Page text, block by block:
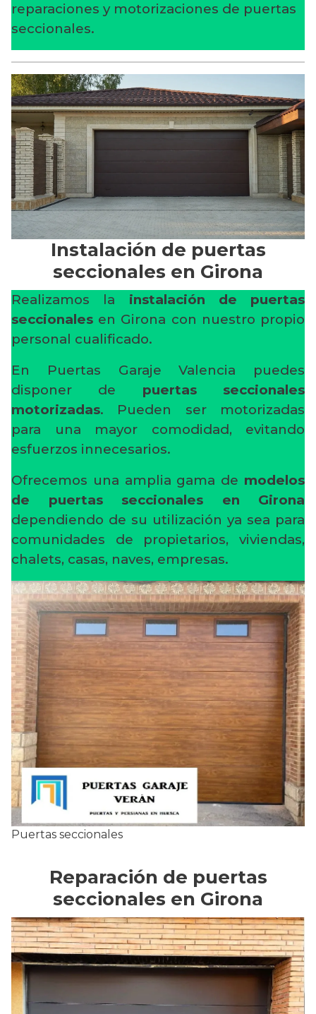
reparaciones y motorizaciones de puertas
seccionales.
Instalación de puertas
seccionales en Girona
Realizamos la instalación de puertas
seccionales en Girona con nuestro propio
personal cualificado.
En Puertas Garaje Valencia puedes
disponer de puertas seccionales
motorizadas. Pueden ser motorizadas
para una mayor comodidad, evitando
esfuerzos innecesarios.
Ofrecemos una amplia gama de modelos
de puertas seccionales en Girona
dependiendo de su utilización ya sea para
comunidades de propietarios, viviendas,
chalets, casas, naves, empresas.
Puertas seccionales
Reparación de puertas
seccionales en Girona